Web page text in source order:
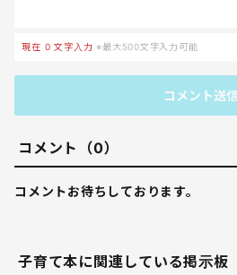
現在 0 文字入力 ※最大500文字入力可能
コメント送
コメント（0）
コメントお待ちしております。
子育て本に関連している掲示板